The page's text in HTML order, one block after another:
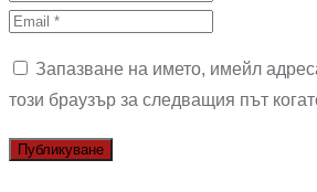
Запазване на името, имейл
този браузър за следващия път